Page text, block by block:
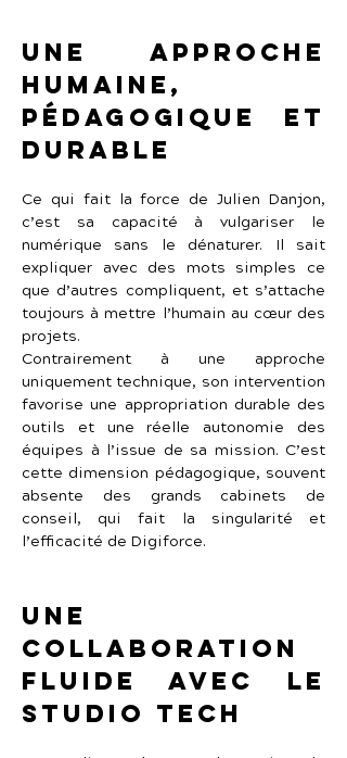
Une approche
humaine,
pédagogique et
durable
Ce qui fait la force de Julien Danjon,
c’est sa capacité à vulgariser le
numérique sans le dénaturer. Il sait
expliquer avec des mots simples ce
que d’autres compliquent, et s’attache
toujours à mettre l’humain au cœur des
projets.
Contrairement à une approche
uniquement technique, son intervention
favorise une appropriation durable des
outils et une réelle autonomie des
équipes à l’issue de sa mission. C’est
cette dimension pédagogique, souvent
absente des grands cabinets de
conseil, qui fait la singularité et
l’efficacité de Digiforce.
Une
collaboration
fluide avec Le
Studio Tech